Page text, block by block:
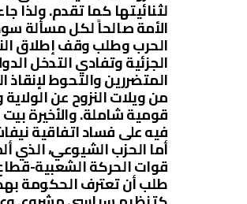
لثنائيتها كما تقدم. ولذا
الأمة صالحاً لكل مسألة
الحرب وطلب وقف إطلاق
الجزئية وتفادي التدخل
المتضررين والتحوط لإنقاذ
من ويلات النزوح عن الولاية
قومية شاملة. والأخيرة
فيه على فساد اتفاقية
أما الحزب الشيوعي، الذي
قوات الحركة الشعبية-
طلب أن تعترف الحكومة